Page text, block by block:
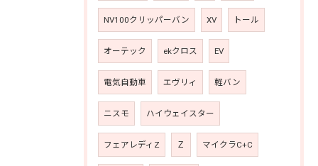
NV100クリッパーバン XV トール
オーテック ekクロス EV
電気自動車 エヴリィ 軽バン
ニスモ ハイウェイスター
フェアレディZ Ｚ マイクラC+C